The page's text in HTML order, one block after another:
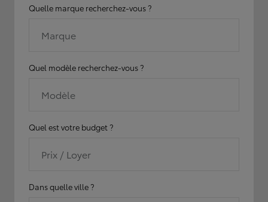
Quelle marque recherchez-vous ?
Marque
Quel modèle recherchez-vous ?
Modèle
Quel est votre budget ?
Prix / Loyer
Dans quelle ville ?